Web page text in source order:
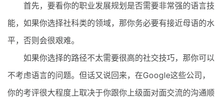
首先，要看你的职业发展规划是否需要非常强的语言技
能，如果你选择社科类的领域，那你务必要有接近母语的水
平，否则会很艰难。
如果你选择的路径不太需要很高的社交技巧，那你可以
不考虑语言的问题。但话又说回来，在Google这些公司，
你的考评很大程度上取决于你跟你上级面对面交流的沟通顺